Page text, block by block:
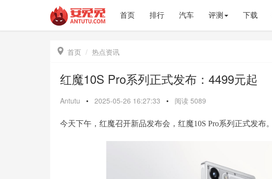
首页 排行 汽车 评测 下载
 首页 热点资讯
红魔10S Pro系列正式发布：4499元起
Antutu • 2025-05-26 16:27:33 • 阅读 5089
今天下午，红魔召开新品发布会，红魔10S Pro系列正式发布。